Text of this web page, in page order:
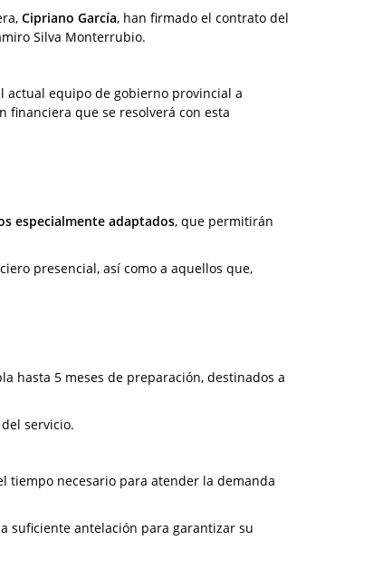
Cipriano García, han firmado el contrato del
Silva Monterrubio.
actual equipo de gobierno provincial a
financiera que se resolverá con esta
especialmente adaptados, que permitirán
presencial, así como a aquellos que,
hasta 5 meses de preparación, destinados a
servicio.
tiempo necesario para atender la demanda
suficiente antelación para garantizar su